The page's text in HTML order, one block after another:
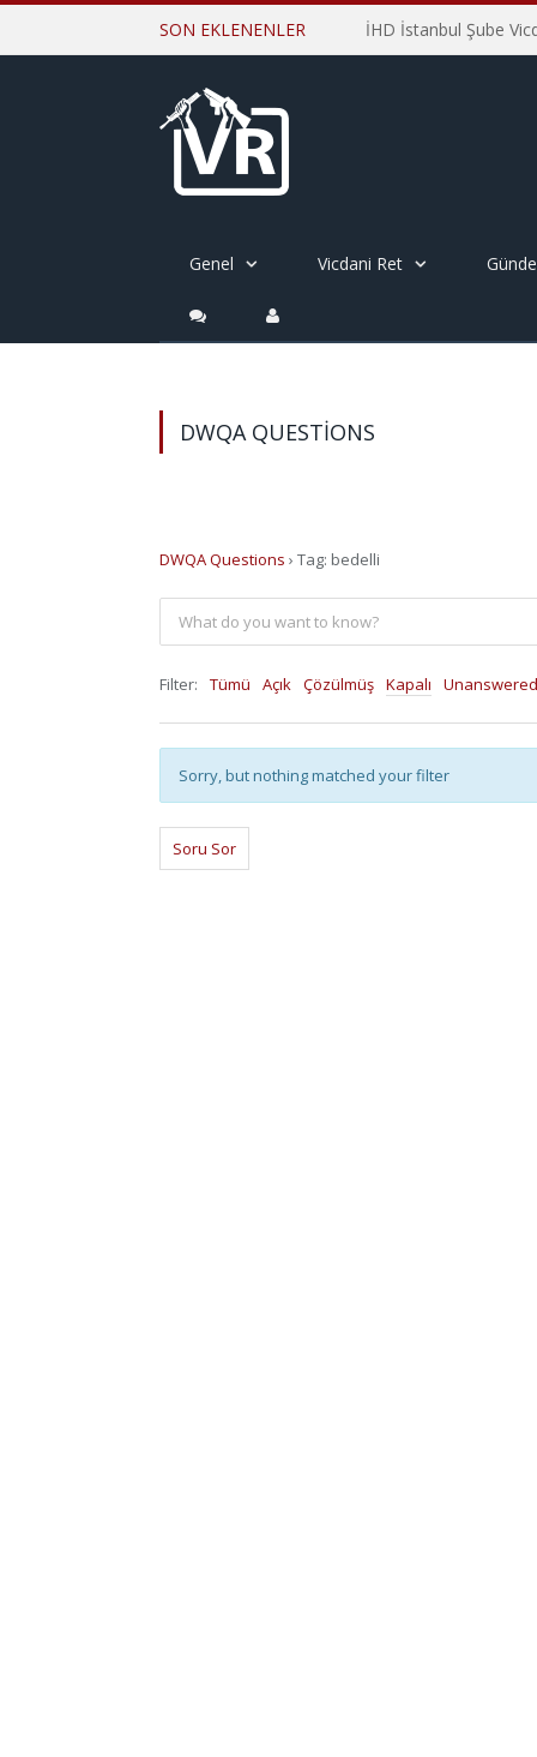
SON EKLENENLER
Genel Vicdani Ret
DWQA QUESTIONS
DWQA Questions › Tag: bedelli
Filter: Tümü Açık Çözülmüş Kapalı Unanswered
Sorry, but nothing matched your filter
Soru Sor